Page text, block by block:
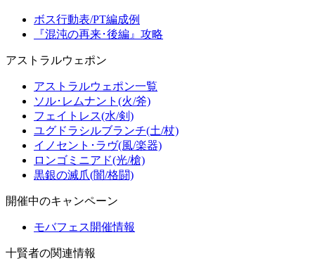
ボス行動表/PT編成例
『混沌の再来･後編』攻略
アストラルウェポン
アストラルウェポン一覧
ソル･レムナント(火/斧)
フェイトレス(水/剣)
ユグドラシルブランチ(土/杖)
イノセント･ラヴ(風/楽器)
ロンゴミニアド(光/槍)
黒銀の滅爪(闇/格闘)
開催中のキャンペーン
モバフェス開催情報
十賢者の関連情報